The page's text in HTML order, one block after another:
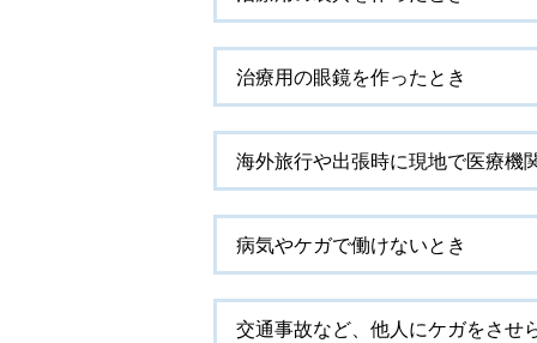
治療用の眼鏡を作ったとき
海外旅行や出張時に現地で医療機
病気やケガで働けないとき
交通事故など、他人にケガをさせ